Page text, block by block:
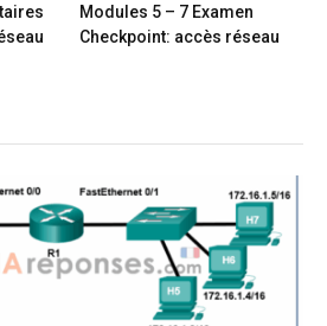
Modules 5 – 7 Examen
Checkpoint: accès réseau